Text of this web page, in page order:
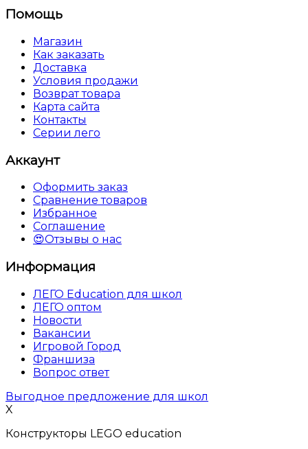
Помощь
Магазин
Как заказать
Доставка
Условия продажи
Возврат товара
Карта сайта
Контакты
Серии лего
Аккаунт
Оформить заказ
Сравнение товаров
Избранное
Соглашение
😍Отзывы о нас
Информация
ЛЕГО Education для школ
ЛЕГО оптом
Новости
Вакансии
Игровой Город
Франшиза
Вопрос ответ
Выгодное предложение для школ
X
Конструкторы LEGO education